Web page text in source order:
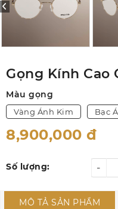
Gọng Kính Cao
Màu gọng
Vàng Ánh Kim Bạc
8,900,000 đ
Số lượng: -
MÔ TẢ SẢN PHẨM